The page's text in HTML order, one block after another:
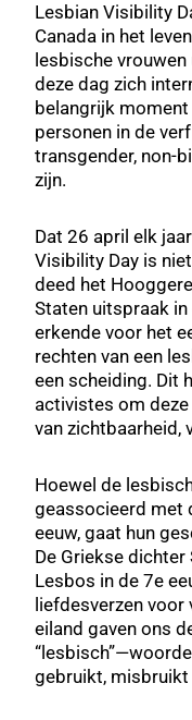
Lesbian Visibility
Canada in het
lesbische
deze dag zich
belangrijk
personen in de
transgender, non-
zijn.
Dat 26 april elk
Visibility Day is
deed het
Staten uitspraak
erkende voor het
rechten van een
een scheiding. Dit
activistes om
van zichtbaarheid,
Hoewel de
geassocieerd met
eeuw, gaat hun
De Griekse
Lesbos in de 7e
liefdesverzen voor
eiland gaven ons
gebruikt, misbruikt